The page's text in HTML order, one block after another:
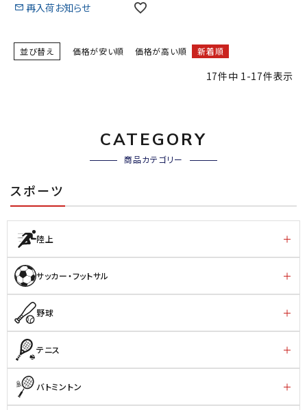
再入荷お知らせ
並び替え 価格が安い順 価格が高い順 新着順
17件中 1-17件表示
CATEGORY
商品カテゴリー
スポーツ
陸上
サッカー・フットサル
野球
テニス
バトミントン